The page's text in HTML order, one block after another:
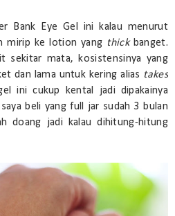
Bank Eye Gel ini kalau menurut
mirip ke lotion yang thick banget.
sekitar mata, kosistensinya yang
dan lama untuk kering alias takes
ini cukup kental jadi dipakainya
beli yang full jar sudah 3 bulan
doang jadi kalau dihitung-hitung